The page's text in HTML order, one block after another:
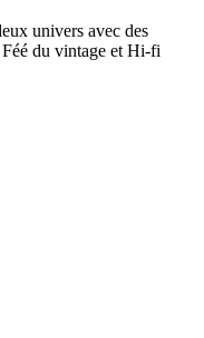
univers avec des
du vintage et Hi-fi